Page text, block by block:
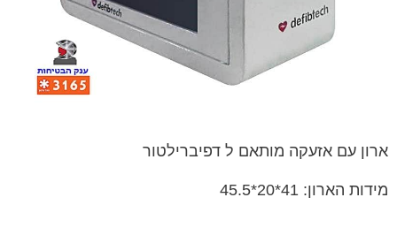
ארון עם אזעקה מותאם ל דפיברילטור
מידות הארון: 41*20*45.5